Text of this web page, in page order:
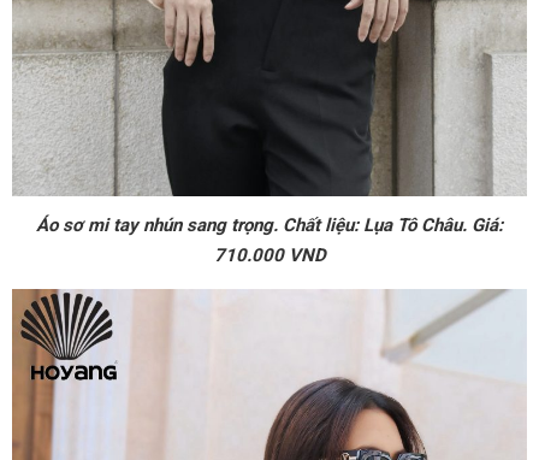
Áo sơ mi tay nhún sang trọng. Chất liệu: Lụa Tô Châu. Giá:
710.000 VND